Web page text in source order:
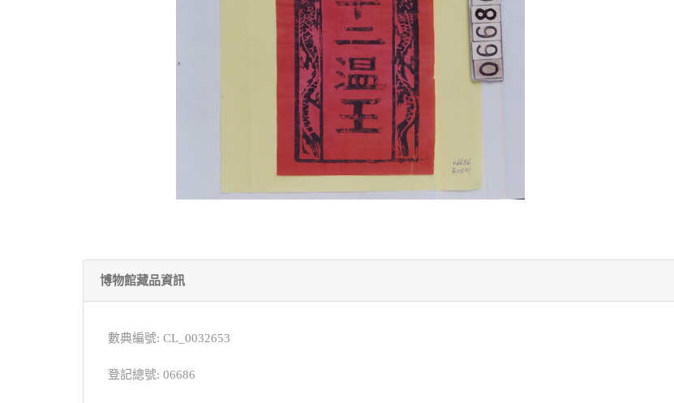
博物館藏品資訊
數典編號: CL_0032653
登記總號: 06686